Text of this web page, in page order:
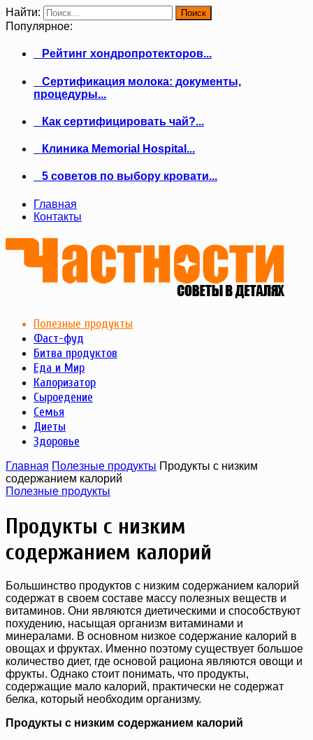
Найти:
Популярное:
Рейтинг хондропротекторов...
Сертификация молока: документы,
процедуры...
Как сертифицировать чай?...
Клиника Memorial Hospital...
5 советов по выбору кровати...
Главная
Контакты
Полезные продукты
Фаст-фуд
Битва продуктов
Еда и Мир
Калоризатор
Сыроедение
Семья
Диеты
Здоровье
Главная Полезные продукты Продукты с низким
содержанием калорий
Полезные продукты
Продукты с низким
содержанием калорий
Большинство продуктов с низким содержанием калорий
содержат в своем составе массу полезных веществ и
витаминов. Они являются диетическими и способствуют
похудению, насыщая организм витаминами и
минералами. В основном низкое содержание калорий в
овощах и фруктах. Именно поэтому существует большое
количество диет, где основой рациона являются овощи и
фрукты. Однако стоит понимать, что продукты,
содержащие мало калорий, практически не содержат
белка, который необходим организму.
Продукты с низким содержанием калорий